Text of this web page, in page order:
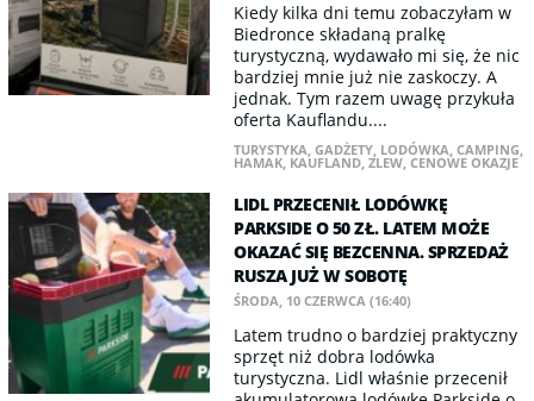
Kiedy kilka dni temu zobaczyłam w
Biedronce składaną pralkę
turystyczną, wydawało mi się, że nic
bardziej mnie już nie zaskoczy. A
jednak. Tym razem uwagę przykuła
oferta Kauflandu....
TURYSTYKA,GADŻETY, LODÓWKA,CAMPING,
HAMAK, KAUFLAND,ZLEW,CENOWE OKAZJE
LIDL PRZECENIŁ LODÓWKĘ
PARKSIDE O 50 ZŁ. LATEM MOŻE
OKAZAĆ SIĘ BEZCENNA. SPRZEDAŻ
RUSZA JUŻ W SOBOTĘ
ŚRODA, 10 CZERWCA (16:40)
Latem trudno o bardziej praktyczny
sprzęt niż dobra lodówka
turystyczna. Lidl właśnie przecenił